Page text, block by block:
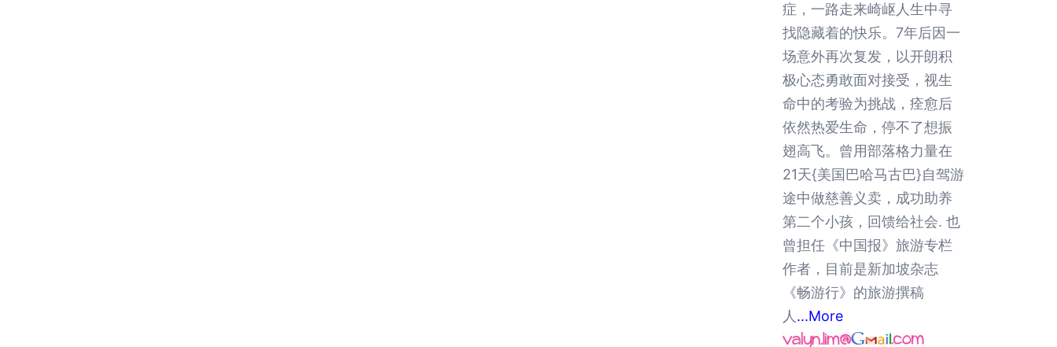
症，一路走来崎岖人生中寻
找隐藏着的快乐。7年后因一
场意外再次复发，以开朗积
极心态勇敢面对接受，视生
命中的考验为挑战，痊愈后
依然热爱生命，停不了想振
翅高飞。曾用部落格力量在
21天{美国巴哈马古巴}自驾游
途中做慈善义卖，成功助养
第二个小孩，回馈给社会. 也
曾担任《中国报》旅游专栏
作者，目前是新加坡杂志
《畅游行》的旅游撰稿
人 ...More